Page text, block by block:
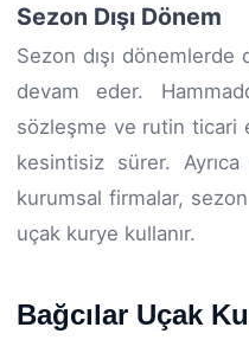
Sezon Dışı Dönem
Sezon dışı dönemlerde
devam eder.
sözleşme ve rutin ticari
kesintisiz sürer.
kurumsal firmalar,
uçak kurye kullanır.
Bağcılar Uçak